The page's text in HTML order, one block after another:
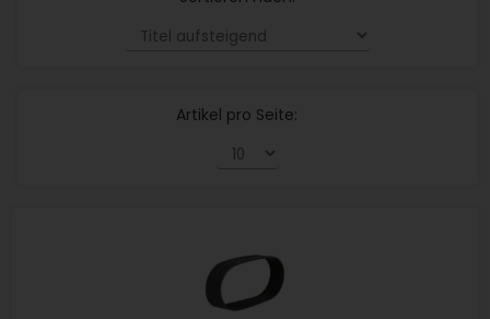
Artikel pro Seite: